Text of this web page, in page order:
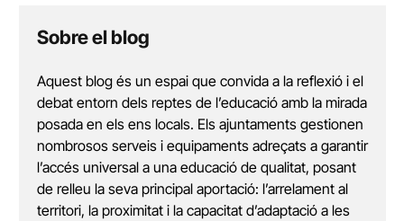
Sobre el blog
Aquest blog és un espai que convida a la reflexió i el
debat entorn dels reptes de l’educació amb la mirada
posada en els ens locals. Els ajuntaments gestionen
nombrosos serveis i equipaments adreçats a garantir
l’accés universal a una educació de qualitat, posant
de relleu la seva principal aportació: l’arrelament al
territori, la proximitat i la capacitat d’adaptació a les